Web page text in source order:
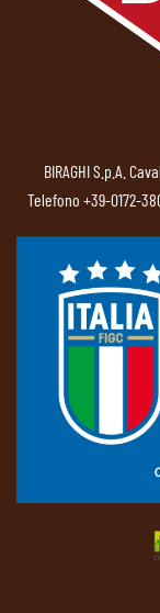
BIRAGHI S.p.A.
Telefono +39-0172-